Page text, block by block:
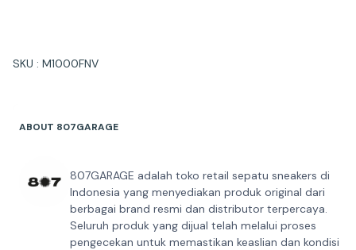
SKU : M1000FNV
ABOUT 807GARAGE
807GARAGE adalah toko retail sepatu sneakers di
Indonesia yang menyediakan produk original dari
berbagai brand resmi dan distributor terpercaya.
Seluruh produk yang dijual telah melalui proses
pengecekan untuk memastikan keaslian dan kondisi